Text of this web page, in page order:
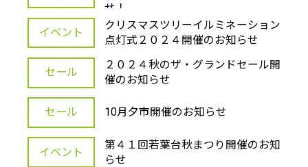
せ！
イベント
クリスマスツリーイルミネーション
点灯式２０２４開催のお知らせ
セール
２０２４秋のザ・グランドセール開
催のお知らせ
セール 10月夕市開催のお知らせ
イベント
第４１回若葉台秋まつり開催のお知
らせ